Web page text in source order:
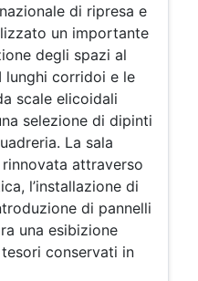
di ripresa e
un importante
degli spazi al
lunghi corridoi e le
scale elicoidali
selezione di dipinti
La sala
attraverso
l’installazione di
di pannelli
una esibizione
conservati in